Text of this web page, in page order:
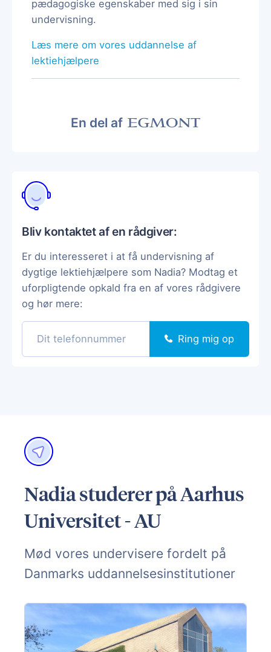
pædagogiske egenskaber med sig i sin
undervisning.
Læs mere om vores uddannelse af
lektiehjælpere
En del af
Bliv kontaktet af en rådgiver:
Er du interesseret i at få undervisning af
dygtige lektiehjælpere som Nadia? Modtag et
uforpligtende opkald fra en af vores rådgivere
og hør mere:
Ring mig op
Nadia studerer på Aarhus
Universitet - AU
Mød vores undervisere fordelt på
Danmarks uddannelsesinstitutioner